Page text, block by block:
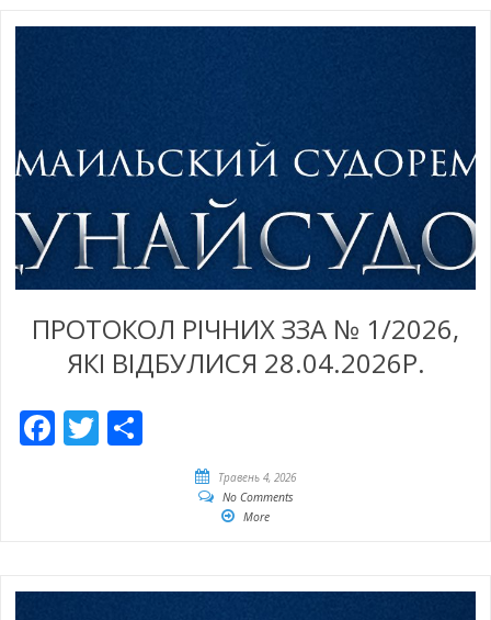
ПРОТОКОЛ РІЧНИХ ЗЗА № 1/2026,
ЯКІ ВІДБУЛИСЯ 28.04.2026Р.
Facebook
Twitter
Травень 4, 2026
No Comments
More